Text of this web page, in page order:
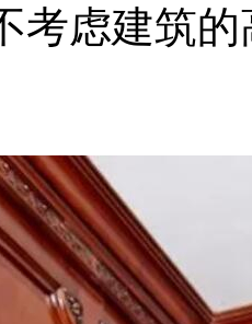
考虑建筑